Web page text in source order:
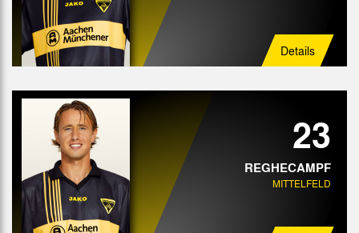
Details
23
REGHECAMPF
MITTELFELD